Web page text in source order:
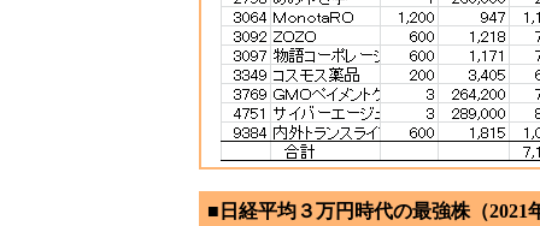
■日経平均３万円時代の最強株（2021